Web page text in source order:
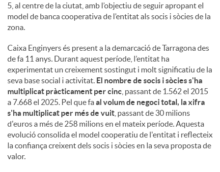
5, al centre de la ciutat, amb l’objectiu de seguir apropant el
model de banca cooperativa de l’entitat als socis i sòcies de la
zona.
Caixa Enginyers és present a la demarcació de Tarragona des
de fa 11 anys. Durant aquest període, l’entitat ha
experimentat un creixement sostingut i molt significatiu de la
seva base social i activitat. El nombre de socis i sòcies s'ha
multiplicat pràcticament per cinc , passant de 1.562 el 2015
a 7.668 el 2025. Pel que faal volum de negoci total, la xifra
s'ha multiplicat per més de vuit , passant de 30 milions
d'euros a més de 258 milions en el mateix període. Aquesta
evolució consolida el model cooperatiu de l'entitat i reflecteix
la confiança creixent dels socis i sòcies en la seva proposta de
valor.